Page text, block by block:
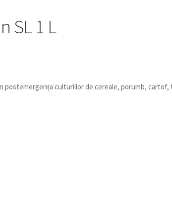
SL 1 L
postemergența culturiilor de cereale, porumb,